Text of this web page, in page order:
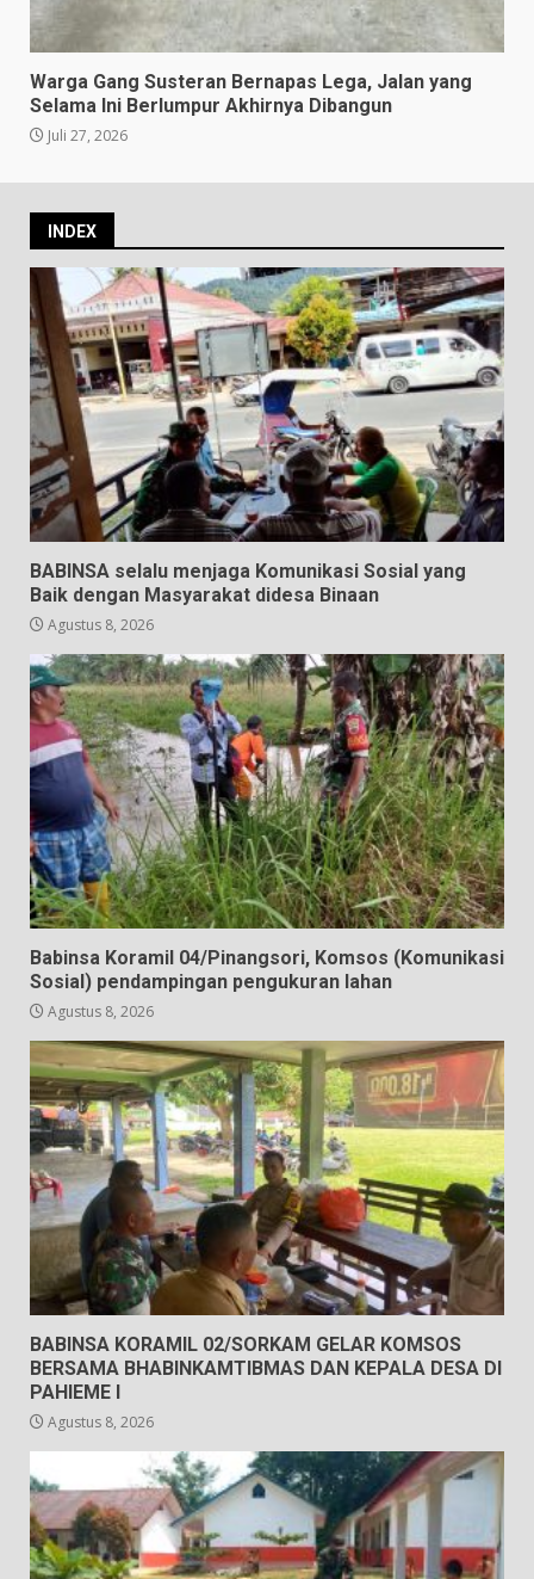
Warga Gang Susteran Bernapas Lega, Jalan yang
Selama Ini Berlumpur Akhirnya Dibangun
Juli 27, 2026
INDEX
BABINSA selalu menjaga Komunikasi Sosial yang
Baik dengan Masyarakat didesa Binaan
Agustus 8, 2026
Babinsa Koramil 04/Pinangsori, Komsos (Komunikasi
Sosial) pendampingan pengukuran lahan
Agustus 8, 2026
BABINSA KORAMIL 02/SORKAM GELAR KOMSOS
BERSAMA BHABINKAMTIBMAS DAN KEPALA DESA DI
PAHIEME I
Agustus 8, 2026